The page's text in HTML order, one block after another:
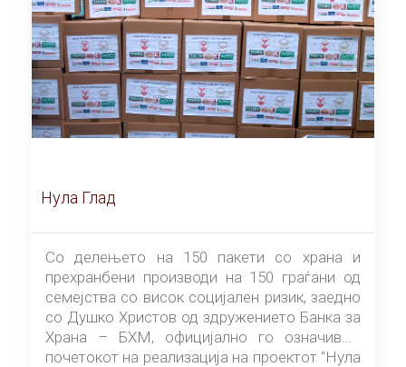
Нула Глад
Со делењето на 150 пакети со храна и
прехранбени производи на 150 граѓани од
семејства со висок социјален ризик, заедно
со Душко Христов од здружението Банка за
Храна – БХМ, официјално го означивме
почетокот на реализација на проектот “Нула